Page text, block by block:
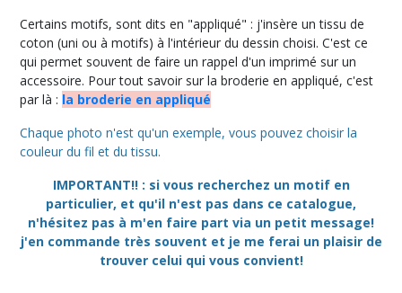
Certains motifs, sont dits en "appliqué" : j'insère un tissu de
coton (uni ou à motifs) à l'intérieur du dessin choisi. C'est ce
qui permet souvent de faire un rappel d'un imprimé sur un
accessoire. Pour tout savoir sur la broderie en appliqué, c'est
par là : la broderie en appliqué
Chaque photo n'est qu'un exemple, vous pouvez choisir la
couleur du fil et du tissu.
IMPORTANT!! : si vous recherchez un motif en
particulier, et qu'il n'est pas dans ce catalogue,
n'hésitez pas à m'en faire part via un petit message!
j'en commande très souvent et je me ferai un plaisir de
trouver celui qui vous convient!
Afficher
les
résultats